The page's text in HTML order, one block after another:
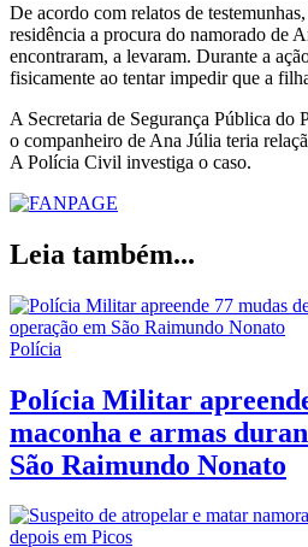
De acordo com relatos de
residência a procura do namorado de
encontraram, a levaram. Durante a
fisicamente ao tentar impedir que a
A Secretaria de Segurança Pública do
o companheiro de Ana Júlia teria
A Polícia Civil investiga o caso.
Leia também...
Polícia
Polícia Militar
maconha e armas
São Raimundo Nonato